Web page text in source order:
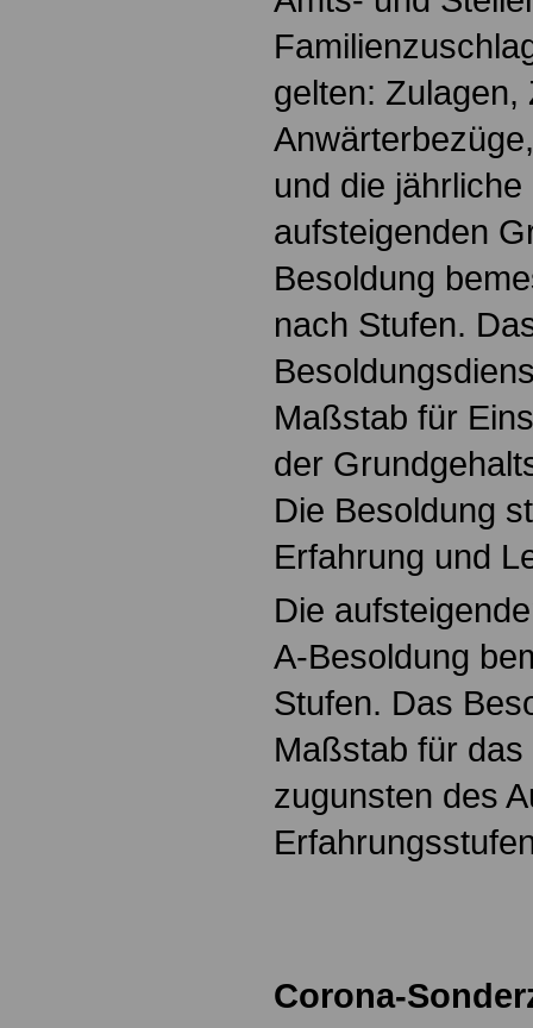
gelten: Zulagen,
und die
aufsteigenden
Besoldung
nach Stufen.
Maßstab für
der
Die Besoldung
Erfahrung und
Die
A-Besoldung
Stufen. Das
Maßstab für
zugunsten des
Corona-